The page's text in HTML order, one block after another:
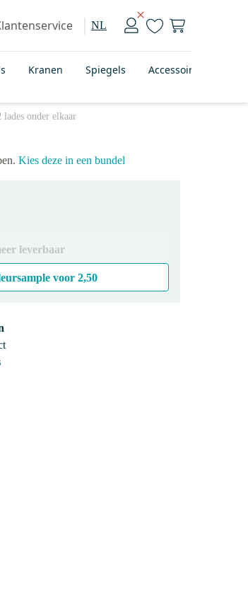
NL
Kranen Spiegels Accessoires
onder elkaar
Kies deze in een bundel
leverbaar
voor2,50